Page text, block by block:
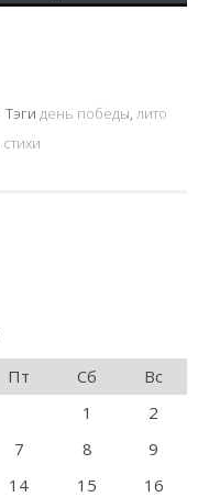
Тэги день победы, лито
стихи
Пт Сб
Вс
1
2
7 8
9
14 15
16